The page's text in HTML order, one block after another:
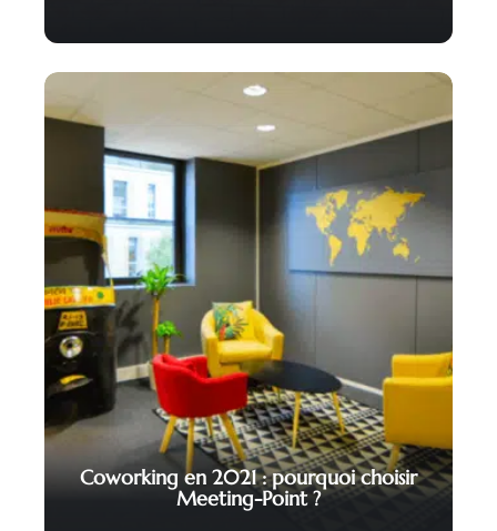
Coworking en 2021 : pourquoi choisir
Meeting-Point ?